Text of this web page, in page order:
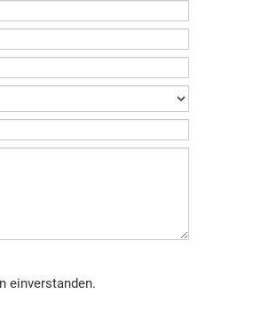
einverstanden.